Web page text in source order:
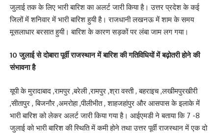
जुलाई तक के लिए भारी बारिश का अलर्ट जारी किया है। उत्तर प्रदेश के कई
जिलों में शनिवार में भारी बारिश हुयी है। राजधानी लखनऊ में शाम के समय
मूसलाधार बरसात हुयी। बारिश के कारण सड़कों पर लंबा जाम लग गया।
10 जुलाई से दोबारा पूर्वी राजस्थान में बारिश की गतिविधियों में बढ़ोतरी होने की
संभावना है
यूपी के मुरादाबाद ,रामपुर ,बरेली ,रामपुर ,श्रा वस्ती , बहराइच ,लखीमपुरखीरी
,सीतापुर , बिजनौर ,अमरोहा ,पीलीभीत , शाहजहांपुर और आसपास के इलाके में
भारी बारिश को लेकर अलर्ट जारी किया गया है। आईएमडी ने बताया कि 7 -8
जुलाई को भारी बारिश की स्थिति में कमी होने तथा उत्तर पूर्वी राजस्थान में एक दो